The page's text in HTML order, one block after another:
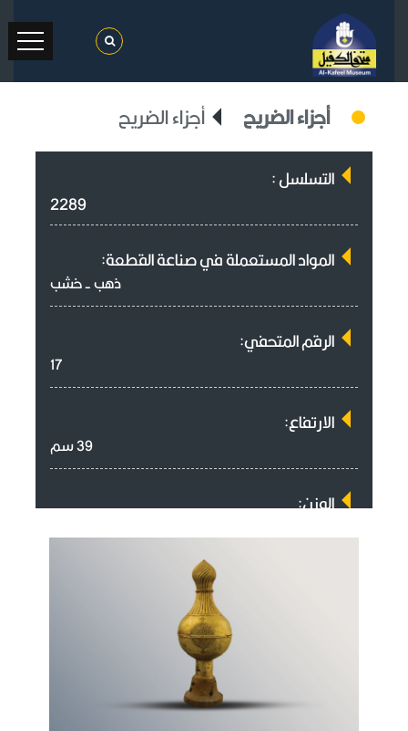
أجزاء الضريح أجزاء الضريح
التسلسل :
2289
المواد المستعملة في صناعة القطعة:
ذهب - خشب
الرقم المتحفي:
17
الارتفاع:
39 سم
الوزن: